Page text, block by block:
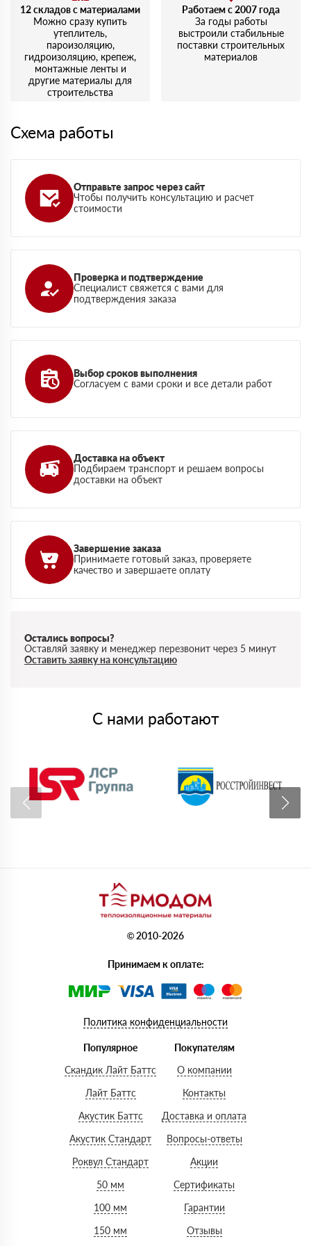
12 складов с материалами
Можно сразу купить
утеплитель,
пароизоляцию,
гидроизоляцию, крепеж,
монтажные ленты и
другие материалы для
строительства
Работаем с 2007 года
За годы работы
выстроили стабильные
поставки строительных
материалов
Схема работы
Отправьте запрос через сайт
Чтобы получить консультацию и расчет
стоимости
Проверка и подтверждение
Специалист свяжется с вами для
подтверждения заказа
Выбор сроков выполнения
Согласуем с вами сроки и все детали работ
Доставка на объект
Подбираем транспорт и решаем вопросы
доставки на объект
Завершение заказа
Принимаете готовый заказ, проверяете
качество и завершаете оплату
Остались вопросы?
Оставляй заявку и менеджер перезвонит через 5 минут
Оставить заявку на консультацию
С нами работают
© 2010-2026
Принимаем к оплате:
Политика конфиденциальности
Популярное
Скандик Лайт Баттс
Лайт Баттс
Акустик Баттс
Акустик Стандарт
Роквул Стандарт
50 мм
100 мм
150 мм
Покупателям
О компании
Контакты
Доставка и оплата
Вопросы-ответы
Акции
Сертификаты
Гарантии
Отзывы